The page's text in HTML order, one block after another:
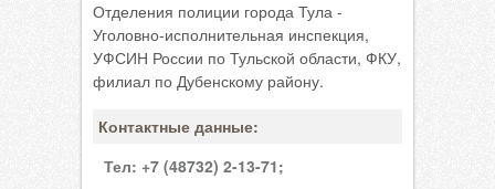
Отделения полиции города Тула -
Уголовно-исполнительная инспекция,
УФСИН России по Тульской области, ФКУ,
филиал по Дубенскому району.
Контактные данные:
Тел: +7 (48732) 2-13-71;